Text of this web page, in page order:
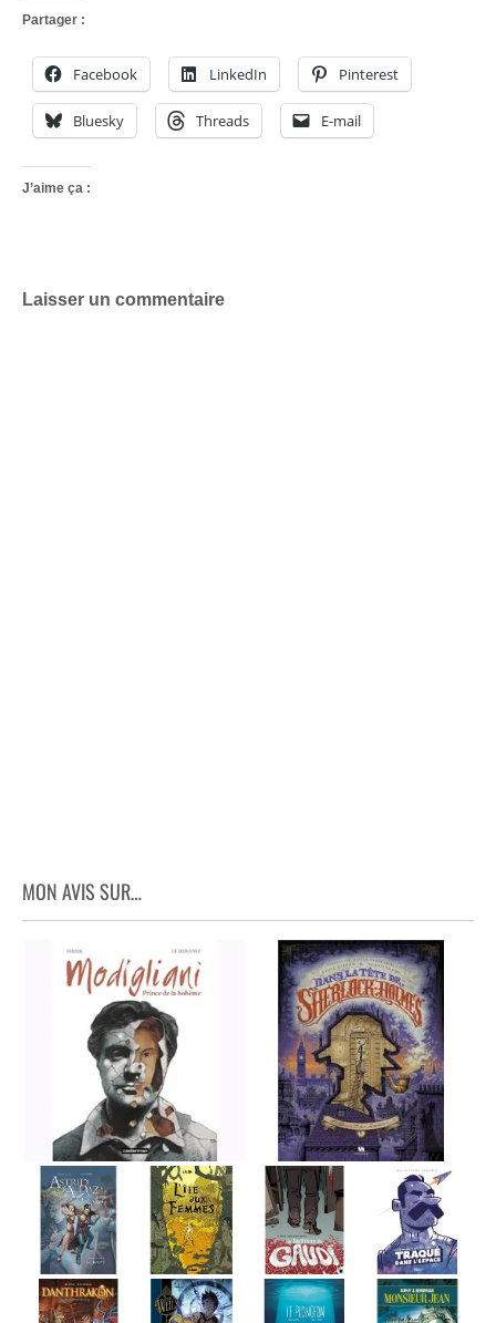
Partager :
Facebook LinkedIn Pinterest
Bluesky Threads E-mail
J’aime ça :
Laisser un commentaire
MON AVIS SUR…